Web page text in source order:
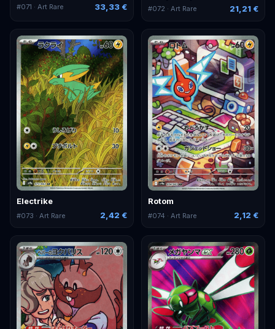
#071 · Art Rare 33,33 € #072 · Art Rare 21,21 €
Electrike
#073 · Art Rare 2,42 €
Rotom
#074 · Art Rare 2,12 €